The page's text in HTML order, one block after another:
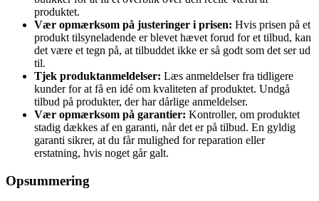
produktet.
Vær opmærksom på justeringer i prisen: Hvis prisen på et
produkt tilsyneladende er blevet hævet forud for et tilbud, kan
det være et tegn på, at tilbuddet ikke er så godt som det ser ud
til.
Tjek produktanmeldelser: Læs anmeldelser fra tidligere
kunder for at få en idé om kvaliteten af produktet. Undgå
tilbud på produkter, der har dårlige anmeldelser.
Vær opmærksom på garantier: Kontroller, om produktet
stadig dækkes af en garanti, når det er på tilbud. En gyldig
garanti sikrer, at du får mulighed for reparation eller
erstatning, hvis noget går galt.
Opsummering